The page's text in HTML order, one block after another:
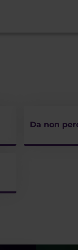
Da non